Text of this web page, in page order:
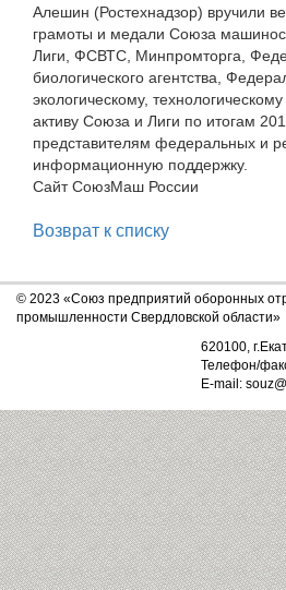
Алешин (Ростехнадзор) вручили
грамоты и медали Союза
Лиги, ФСВТС, Минпромторга,
биологического агентства,
экологическому,
активу Союза и Лиги по итогам
представителям федеральных и
информационную поддержку.
Сайт СоюзМаш России
Возврат к списку
© 2023 «Союз предприятий оборонных
промышленности Свердловской области»
620100,
Телефон/
E-mail: